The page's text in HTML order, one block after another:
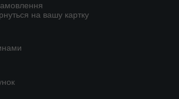
на вашу картку